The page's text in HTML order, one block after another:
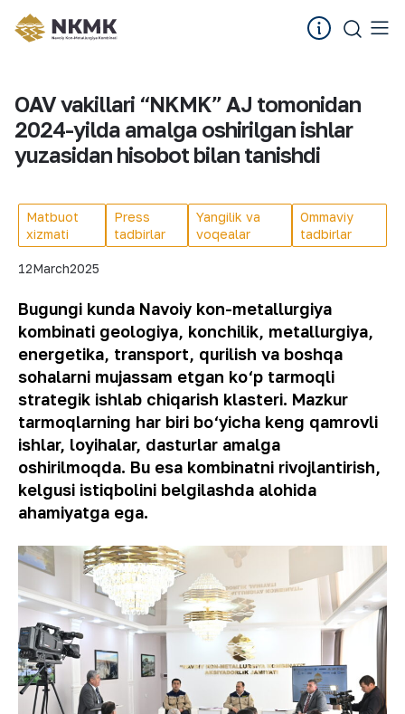
OAV vakillari “NKMK” AJ tomonidan
2024-yilda amalga oshirilgan ishlar
yuzasidan hisobot bilan tanishdi
Matbuot
xizmati
Press
tadbirlar
Yangilik va
voqealar
Ommaviy
tadbirlar
12March2025
Bugungi kunda Navoiy kon-metallurgiya
kombinati geologiya, konchilik, metallurgiya,
energetika, transport, qurilish va boshqa
sohalarni mujassam etgan ko‘p tarmoqli
strategik ishlab chiqarish klasteri. Mazkur
tarmoqlarning har biri bo‘yicha keng qamrovli
ishlar, loyihalar, dasturlar amalga
oshirilmoqda. Bu esa kombinatni rivojlantirish,
kelgusi istiqbolini belgilashda alohida
ahamiyatga ega.